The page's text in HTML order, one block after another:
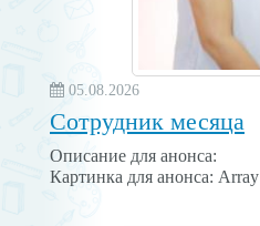
05.08.2026
Сотрудник месяца
Описание для анонса:
Картинка для анонса: Array